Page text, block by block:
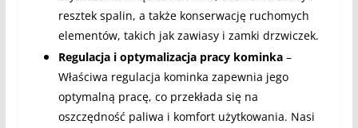
resztek spalin, a także konserwację ruchomych
elementów, takich jak zawiasy i zamki drzwiczek.
Regulacja i optymalizacja pracy kominka–
Właściwa regulacja kominka zapewnia jego
optymalną pracę, co przekłada się na
oszczędność paliwa i komfort użytkowania. Nasi